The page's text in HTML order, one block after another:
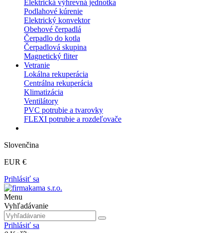
Elektrická výhrevná jednotka
Podlahové kúrenie
Elektrický konvektor
Obehové čerpadlá
Čerpadlo do kotla
Čerpadlová skupina
Magnetický fliter
Vetranie
Lokálna rekuperácia
Centrálna rekuperácia
Klimatizácia
Ventilátory
PVC potrubie a tvarovky
FLEXI potrubie a rozdeľovače
Slovenčina
EUR €
Prihlásiť sa
Menu
Vyhľadávanie
Prihlásiť sa